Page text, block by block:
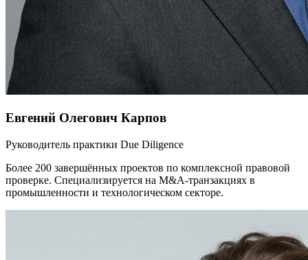
Евгений Олегович Карпов
Руководитель практики Due Diligence
Более 200 завершённых проектов по комплексной правовой
проверке. Специализируется на M&A-транзакциях в
промышленности и технологическом секторе.